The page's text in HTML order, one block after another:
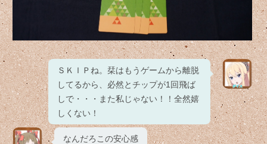
ＳＫＩＰね。栞はもうゲームから離脱
してるから、必然とチップが1回飛ば
しで・・・また私じゃない！！全然嬉
しくない！
なんだろこの安心感